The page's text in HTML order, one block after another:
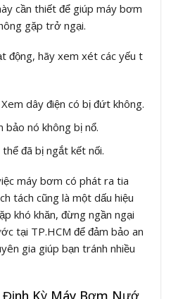
cần thiết để giúp máy bơm
gặp trở ngại.
động, hãy xem xét các yếu t
Xem dây điện có bị đứt không.
bảo nó không bị nổ.
thể đã bị ngắt kết nối.
máy bơm có phát ra tia
tách cũng là một dấu hiệu
khó khăn, đừng ngần ngại
tại TP.HCM để đảm bảo an
gia giúp bạn tránh nhiều
Định Kỳ Máy Bơm Nướ